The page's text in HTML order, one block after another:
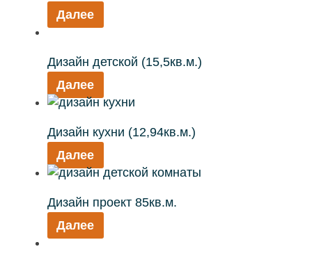
Далее
Дизайн детской (15,5кв.м.)
Далее
Дизайн кухни (12,94кв.м.)
Далее
Дизайн проект 85кв.м.
Далее